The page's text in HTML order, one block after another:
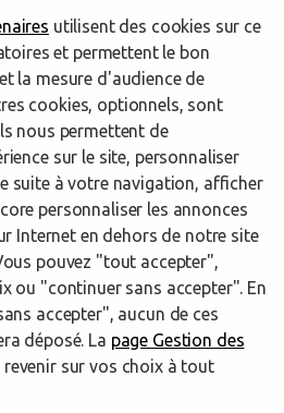
BCP dans les villes à
Indre Châteauroux
Powered by
utilisent des cookies sur ce
et permettent le bon
la mesure d'audience de
cookies, optionnels, sont
nous permettent de
sur le site, personnaliser
suite à votre navigation, afficher
personnaliser les annonces
Internet en dehors de notre site
pouvez "tout accepter",
ou "continuer sans accepter". En
accepter", aucun de ces
déposé. La page Gestion des
sur vos choix à tout